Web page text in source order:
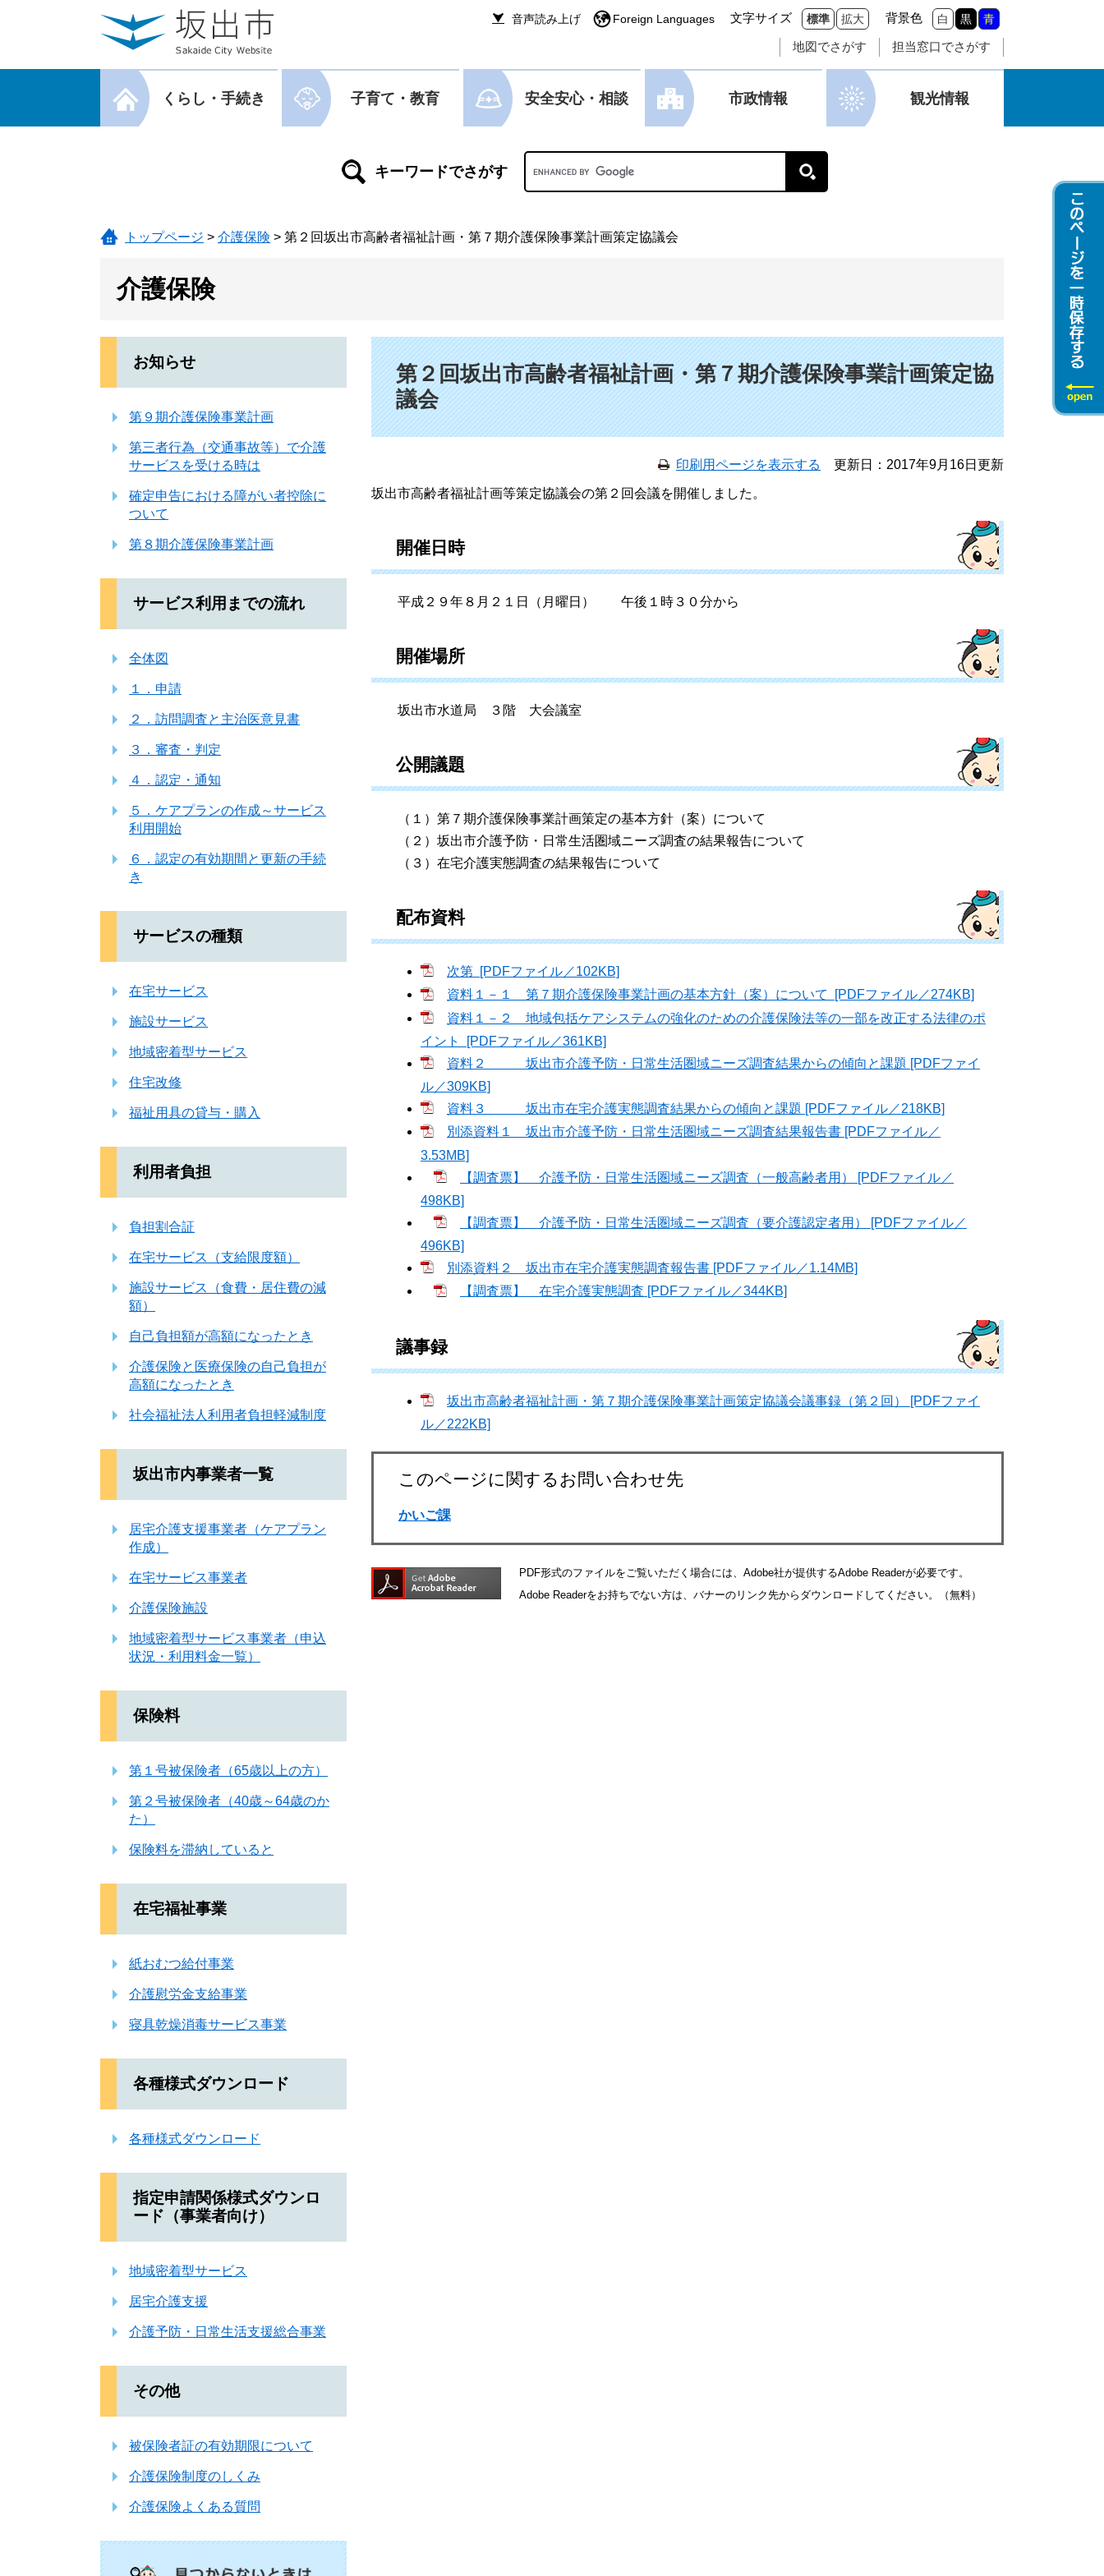
音声読み上げ Foreign Languages 文字サイズ 標準 拡大 背景色 白 黒 青
地図でさがす 担当窓口でさがす
メニューを閉じる
くらし・手続き 子育て・教育 安全安心・相談 市政情報 観光情報
Googleカスタム検索
トップページ > 介護保険 > 第２回坂出市高齢者福祉計画・第７期介護保険事業計画策定協議会
介護保険
お知らせ
第９期介護保険事業計画
第三者行為（交通事故等）で介護
サービスを受ける時は
確定申告における障がい者控除に
ついて
第８期介護保険事業計画
サービス利用までの流れ
全体図
１．申請
２．訪問調査と主治医意見書
３．審査・判定
４．認定・通知
５．ケアプランの作成～サービス
利用開始
６．認定の有効期間と更新の手続
き
サービスの種類
在宅サービス
施設サービス
地域密着型サービス
住宅改修
福祉用具の貸与・購入
利用者負担
負担割合証
在宅サービス（支給限度額）
施設サービス（食費・居住費の減
額）
自己負担額が高額になったとき
介護保険と医療保険の自己負担が
高額になったとき
社会福祉法人利用者負担軽減制度
坂出市内事業者一覧
居宅介護支援事業者（ケアプラン
作成）
在宅サービス事業者
介護保険施設
地域密着型サービス事業者（申込
状況・利用料金一覧）
保険料
第１号被保険者（65歳以上の方）
第２号被保険者（40歳～64歳のか
た）
保険料を滞納していると
在宅福祉事業
紙おむつ給付事業
介護慰労金支給事業
寝具乾燥消毒サービス事業
各種様式ダウンロード
各種様式ダウンロード
指定申請関係様式ダウンロ
ード（事業者向け）
地域密着型サービス
居宅介護支援
介護予防・日常生活支援総合事業
その他
被保険者証の有効期限について
介護保険制度のしくみ
介護保険よくある質問
第２回坂出市高齢者福祉計画・第７期介護保険事業計画策定協
議会
印刷用ページを表示する 更新日：2017年9月16日更新
坂出市高齢者福祉計画等策定協議会の第２回会議を開催しました。
開催日時
平成２９年８月２１日（月曜日） 午後１時３０分から
開催場所
坂出市水道局 ３階 大会議室
公開議題
（１）第７期介護保険事業計画策定の基本方針（案）について
（２）坂出市介護予防・日常生活圏域ニーズ調査の結果報告について
（３）在宅介護実態調査の結果報告について
配布資料
次第 [PDFファイル／102KB]
資料１－１ 第７期介護保険事業計画の基本方針（案）について [PDFファイル／274KB]
資料１－２ 地域包括ケアシステムの強化のための介護保険法等の一部を改正する法律のポ
イント [PDFファイル／361KB]
資料２ 坂出市介護予防・日常生活圏域ニーズ調査結果からの傾向と課題 [PDFファイ
ル／309KB]
資料３ 坂出市在宅介護実態調査結果からの傾向と課題 [PDFファイル／218KB]
別添資料１ 坂出市介護予防・日常生活圏域ニーズ調査結果報告書 [PDFファイル／
3.53MB]
【調査票】 介護予防・日常生活圏域ニーズ調査（一般高齢者用） [PDFファイル／
498KB]
【調査票】 介護予防・日常生活圏域ニーズ調査（要介護認定者用） [PDFファイル／
496KB]
別添資料２ 坂出市在宅介護実態調査報告書 [PDFファイル／1.14MB]
【調査票】 在宅介護実態調査 [PDFファイル／344KB]
議事録
坂出市高齢者福祉計画・第７期介護保険事業計画策定協議会議事録（第２回） [PDFファイ
ル／222KB]
このページに関するお問い合わせ先
かいご課
PDF形式のファイルをご覧いただく場合には、Adobe社が提供するAdobe Readerが必要です。
Adobe Readerをお持ちでない方は、バナーのリンク先からダウンロードしてください。（無料）